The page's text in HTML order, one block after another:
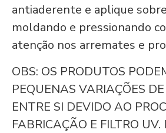
antiaderente e aplique
moldando e pressionando
atenção nos arremates e
OBS: OS PRODUTOS
PEQUENAS VARIAÇÕES
ENTRE SI DEVIDO AO
FABRICAÇÃO E FILTRO UV.